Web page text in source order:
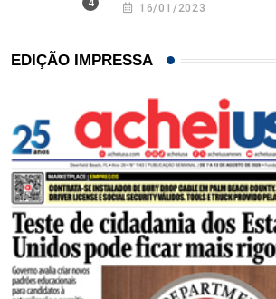
16/01/2023
EDIÇÃO IMPRESSA